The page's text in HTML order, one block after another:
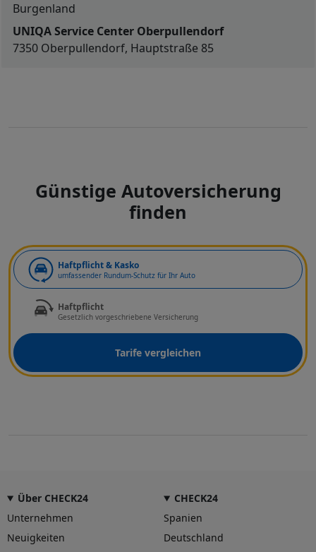
Burgenland
UNIQA Service Center Oberpullendorf
7350 Oberpullendorf, Hauptstraße 85
Günstige Autoversicherung
finden
Haftpflicht & Kasko
umfassender Rundum-Schutz für Ihr Auto
Haftpflicht
Gesetzlich vorgeschriebene Versicherung
Tarife vergleichen
Über CHECK24
Unternehmen
Neuigkeiten
CHECK24
Spanien
Deutschland